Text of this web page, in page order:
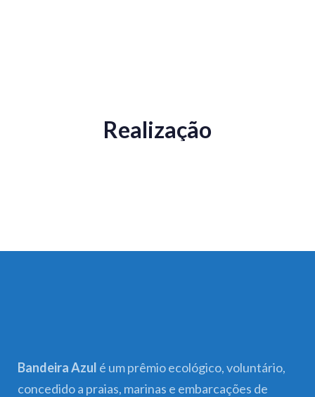
Realização
Bandeira Azul é um prêmio ecológico, voluntário,
concedido a praias, marinas e embarcações de